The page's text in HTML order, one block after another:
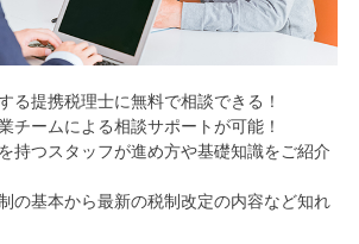
る提携税理士に無料で相談できる！
チームによる相談サポートが可能！
持つスタッフが進め方や基礎知識をご紹介
の基本から最新の税制改定の内容など知れ